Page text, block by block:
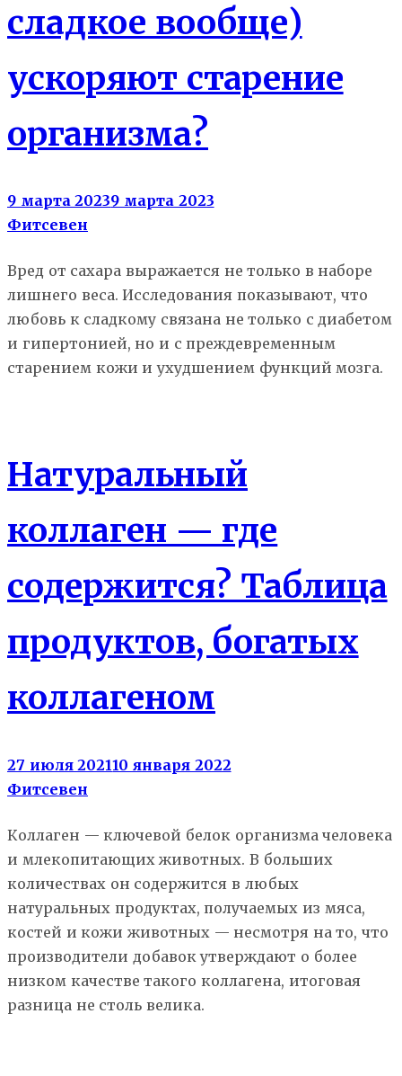
сладкое вообще)
ускоряют старение
организма?
9 марта 20239 марта 2023
Фитсевен
Вред от сахара выражается не только в наборе
лишнего веса. Исследования показывают, что
любовь к сладкому связана не только с диабетом
и гипертонией, но и с преждевременным
старением кожи и ухудшением функций мозга.
Натуральный
коллаген — где
содержится? Таблица
продуктов, богатых
коллагеном
27 июля 202110 января 2022
Фитсевен
Коллаген — ключевой белок организма человека
и млекопитающих животных. В больших
количествах он содержится в любых
натуральных продуктах, получаемых из мяса,
костей и кожи животных — несмотря на то, что
производители добавок утверждают о более
низком качестве такого коллагена, итоговая
разница не столь велика.